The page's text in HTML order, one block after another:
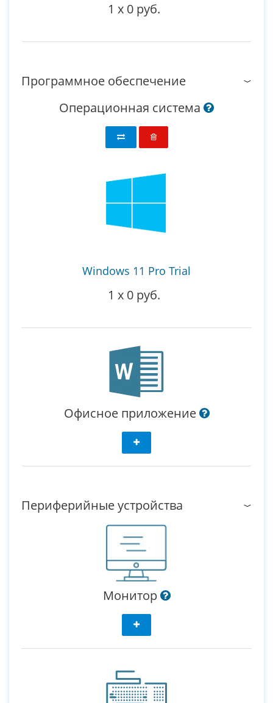
1 x 0 руб.
Программное обеспечение
Операционная система
Windows 11 Pro Trial
1 x 0 руб.
Офисное приложение
Периферийные устройства
Монитор